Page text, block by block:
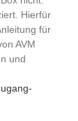
Hierfür
für
AVM
und